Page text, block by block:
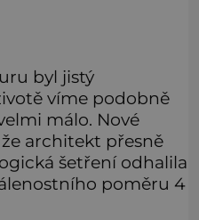
byl jistý
víme podobně
málo. Nové
architekt přesně
šetření odhalila
poměru 4